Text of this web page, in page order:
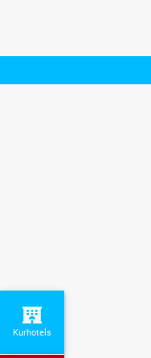
Kurhotels